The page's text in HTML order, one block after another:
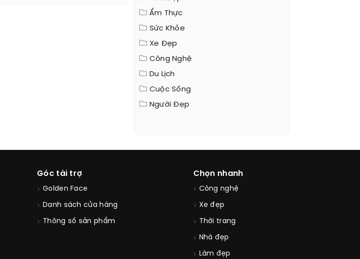
Ẩm Thực
Sức Khỏe
Xe Đẹp
Công Nghệ
Du Lịch
Cuộc Sống
Người Đẹp
Góc tài trợ
Golden Face
Danh sách cửa hàng
Thông số sản phẩm
Chọn nhanh
Công nghệ
Xe đẹp
Thời trang
Nhà đẹp
Làm đẹp